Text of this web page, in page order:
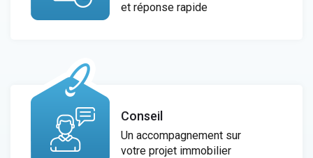
et réponse rapide
Conseil
Un accompagnement sur
votre projet immobilier